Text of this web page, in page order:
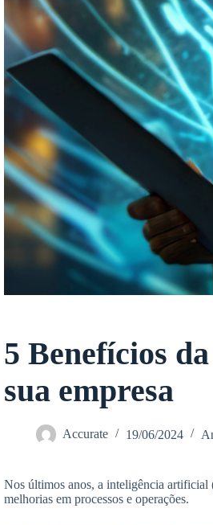
5 Benefícios
sua empresa
Accurate 19/06/2024
Nos últimos anos, a inteligência artificial
melhorias em processos e operações.